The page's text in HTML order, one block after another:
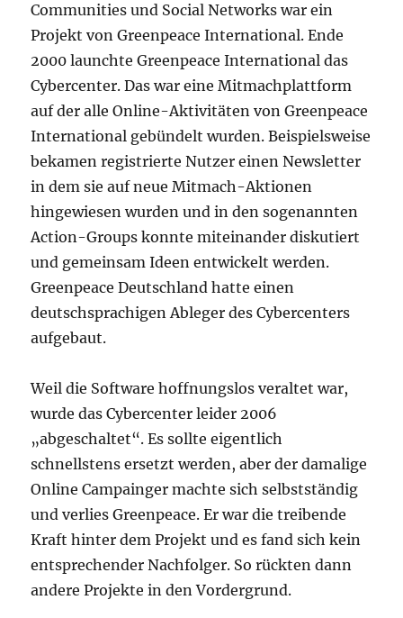
Communities und Social Networks war ein
Projekt von Greenpeace International. Ende
2000 launchte Greenpeace International das
Cybercenter. Das war eine Mitmachplattform
auf der alle Online-Aktivitäten von Greenpeace
International gebündelt wurden. Beispielsweise
bekamen registrierte Nutzer einen Newsletter
in dem sie auf neue Mitmach-Aktionen
hingewiesen wurden und in den sogenannten
Action-Groups konnte miteinander diskutiert
und gemeinsam Ideen entwickelt werden.
Greenpeace Deutschland hatte einen
deutschsprachigen Ableger des Cybercenters
aufgebaut.
Weil die Software hoffnungslos veraltet war,
wurde das Cybercenter leider 2006
„abgeschaltet“. Es sollte eigentlich
schnellstens ersetzt werden, aber der damalige
Online Campainger machte sich selbstständig
und verlies Greenpeace. Er war die treibende
Kraft hinter dem Projekt und es fand sich kein
entsprechender Nachfolger. So rückten dann
andere Projekte in den Vordergrund.